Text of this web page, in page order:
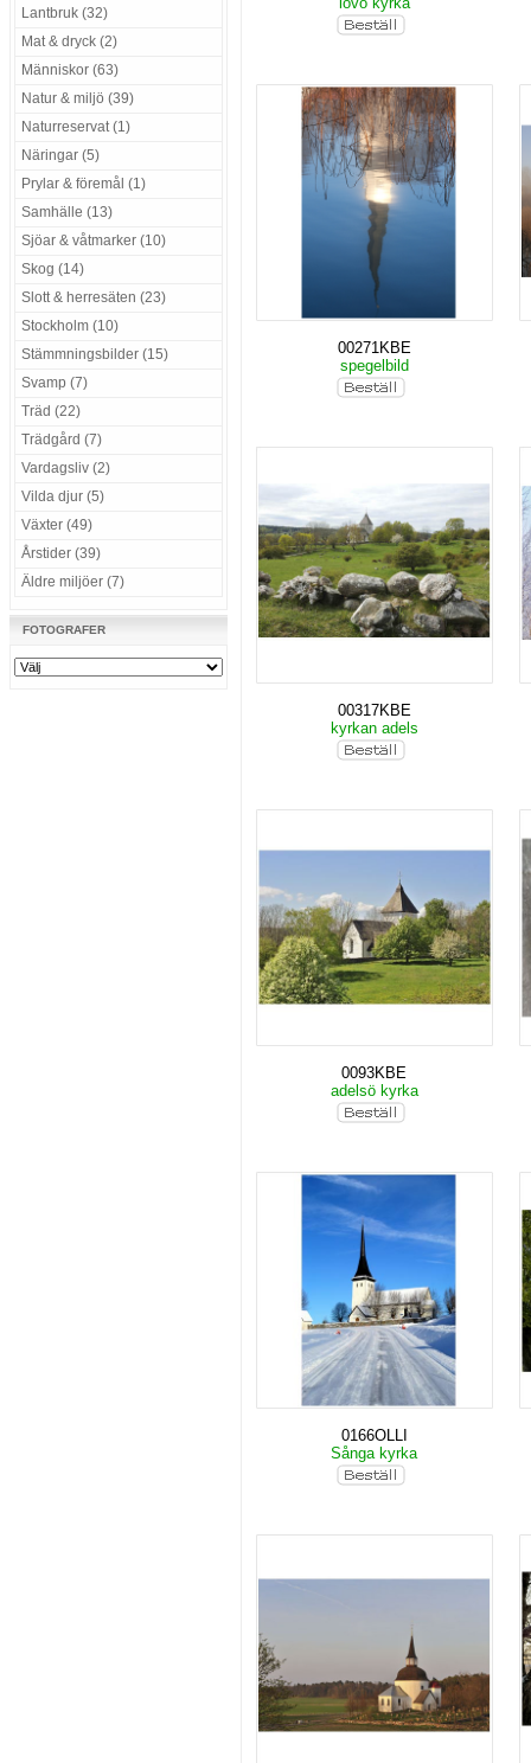
Lantbruk (32)
Mat & dryck (2)
Människor (63)
Natur & miljö (39)
Naturreservat (1)
Näringar (5)
Prylar & föremål (1)
Samhälle (13)
Sjöar & våtmarker (10)
Skog (14)
Slott & herresäten (23)
Stockholm (10)
Stämmningsbilder (15)
Svamp (7)
Träd (22)
Trädgård (7)
Vardagsliv (2)
Vilda djur (5)
Växter (49)
Årstider (39)
Äldre miljöer (7)
FOTOGRAFER
00271KBE
spegelbild
00317KBE
kyrkan adels
0093KBE
adelsö kyrka
0166OLLI
Sånga kyrka